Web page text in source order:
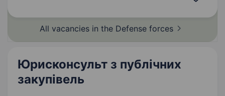
служби…
All vacancies in the Defense forces
Юрисконсульт з публічних
закупівель